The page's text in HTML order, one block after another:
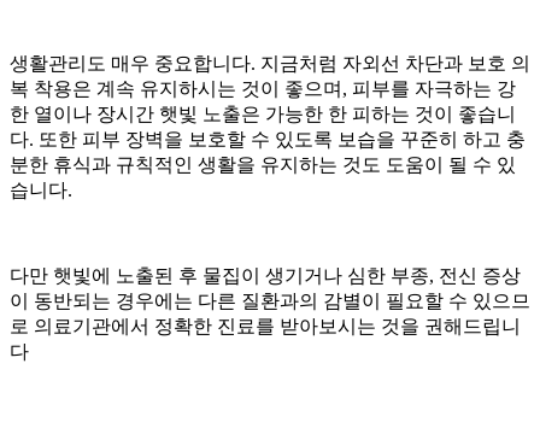
서
..
답
변
접
수
성
피
부
염]
생활관리도 매우 중요합니다. 지금처럼 자외선 차단과 보호 의
복 착용은 계속 유지하시는 것이 좋으며 , 피부를 자극하는 강
한 열이나 장시간 햇빛 노출은 가능한 한 피하는 것이 좋습니
다. 또한 피부 장벽을 보호할 수 있도록 보습을 꾸준히 하고 충
분한 휴식과 규칙적인 생활을 유지하는 것도 도움이 될 수 있
습니다.
다만 햇빛에 노출된 후 물집이 생기거나 심한 부종, 전신 증상
이 동반되는 경우에는 다른 질환과의 감별이 필요할 수 있으므
로 의료기관에서 정확한 진료를 받아보시는 것을 권해드립니
다